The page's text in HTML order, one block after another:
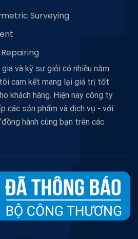
Surveying
và kỹ sư giỏi có nhiều năm
cam kết mang lại giá trị tốt
khách hàng. Hiện nay công ty
các sản phẩm và dịch vụ - với
hành cùng bạn trên các